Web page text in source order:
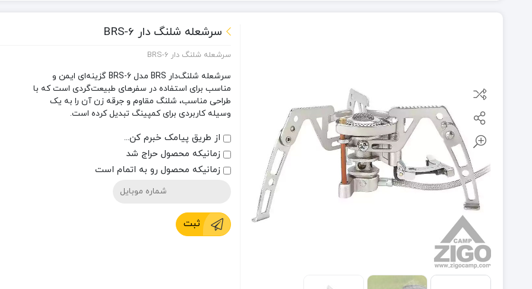
سرشعله شلنگ دار BRS-6
سرشعله شلنگ دار BRS-6
سرشعله شلنگ‌دار BRS مدل BRS-6گزینه‌ای ایمن و
مناسب برای استفاده در سفرهای طبیعت‌گردی است که با
طراحی مناسب، شلنگ مقاوم و جرقه زن آن را به یک
وسیله کاربردی برای کمپینگ تبدیل کرده است.
از طریق پیامک خبرم کن...
زمانیکه محصول حراج شد
زمانیکه محصول رو به اتمام است
ثبت